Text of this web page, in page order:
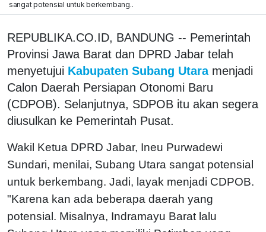
sangat potensial untuk berkembang..
REPUBLIKA.CO.ID, BANDUNG -- Pemerintah
Provinsi Jawa Barat dan DPRD Jabar telah
menyetujui Kabupaten Subang Utara menjadi
Calon Daerah Persiapan Otonomi Baru
(CDPOB). Selanjutnya, SDPOB itu akan segera
diusulkan ke Pemerintah Pusat.
Wakil Ketua DPRD Jabar, Ineu Purwadewi
Sundari, menilai, Subang Utara sangat potensial
untuk berkembang. Jadi, layak menjadi CDPOB.
"Karena kan ada beberapa daerah yang
potensial. Misalnya, Indramayu Barat lalu